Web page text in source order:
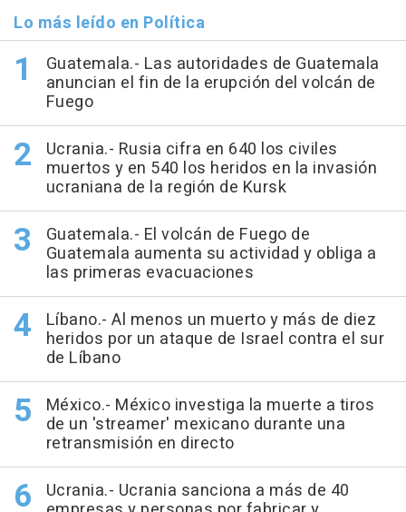
Lo más leído en Política
Guatemala.- Las autoridades de Guatemala
anuncian el fin de la erupción del volcán de
Fuego
Ucrania.- Rusia cifra en 640 los civiles
muertos y en 540 los heridos en la invasión
ucraniana de la región de Kursk
Guatemala.- El volcán de Fuego de
Guatemala aumenta su actividad y obliga a
las primeras evacuaciones
Líbano.- Al menos un muerto y más de diez
heridos por un ataque de Israel contra el sur
de Líbano
México.- México investiga la muerte a tiros
de un 'streamer' mexicano durante una
retransmisión en directo
Ucrania.- Ucrania sanciona a más de 40